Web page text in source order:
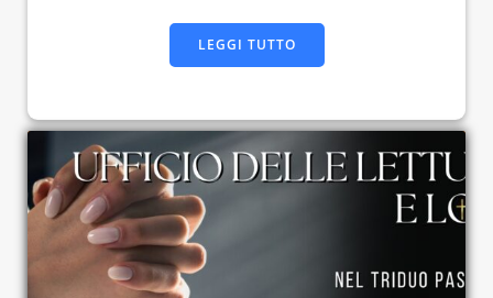
LEGGI TUTTO